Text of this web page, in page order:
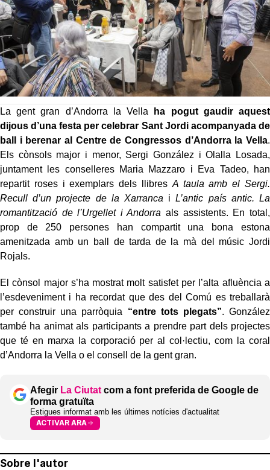
La gent gran d’Andorra la Vella ha pogut gaudir aquest
dijous d’una festa per celebrar Sant Jordi acompanyada de
ball i berenar al Centre de Congressos d’Andorra la Vella.
Els cònsols major i menor, Sergi González i Olalla Losada,
juntament les conselleres Maria Mazzaro i Eva Tadeo, han
repartit roses i exemplars dels llibres A taula amb el Sergi.
Recull d’un projecte de la Xarranca iL’antic país antic. La
romantització de l’Urgellet i Andorra als assistents. En total,
prop de 250 persones han compartit una bona estona
amenitzada amb un ball de tarda de la mà del músic Jordi
Rojals.
El cònsol major s’ha mostrat molt satisfet per l’alta afluència a
l’esdeveniment i ha recordat que des del Comú es treballarà
per construir una parròquia “entre tots plegats”. González
també ha animat als participants a prendre part dels projectes
que té en marxa la corporació per al col·lectiu, com la coral
d’Andorra la Vella o el consell de la gent gran.
Afegir La Ciutat com a font preferida de Google de
forma gratuïta
Estigues informat amb les últimes notícies d'actualitat
ACTIVAR ARA
Sobre l'autor